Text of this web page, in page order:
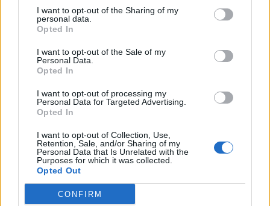
I want to opt-out of the Sharing of my
personal data.
Opted In
I want to opt-out of the Sale of my
Personal Data.
Opted In
I want to opt-out of processing my
Personal Data for Targeted Advertising.
Opted In
I want to opt-out of Collection, Use,
Retention, Sale, and/or Sharing of my
Personal Data that Is Unrelated with the
Purposes for which it was collected.
Opted Out
CONFIRM